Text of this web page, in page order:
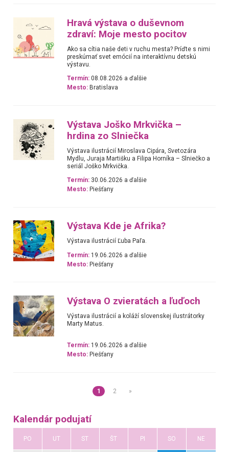
Hravá výstava o duševnom
zdraví: Moje mesto pocitov
Ako sa cítia naše deti v ruchu mesta? Príďte s nimi
preskúmať svet emócií na interaktívnu detskú
výstavu.
Termín: 08.08.2026 a ďalšie
Mesto: Bratislava
Výstava Joško Mrkvička –
hrdina zo Slniečka
Výstava ilustrácií Miroslava Cipára, Svetozára
Mydlu, Juraja Martišku a Filipa Horníka – Slniečko a
seriál Joško Mrkvička.
Termín: 30.06.2026 a ďalšie
Mesto: Piešťany
Výstava Kde je Afrika?
Výstava ilustrácií Ľuba Paľa.
Termín: 19.06.2026 a ďalšie
Mesto: Piešťany
Výstava O zvieratách a ľuďoch
Výstava ilustrácií a koláží slovenskej ilustrátorky
Marty Matus.
Termín: 19.06.2026 a ďalšie
Mesto: Piešťany
1 2 »
Kalendár podujatí
PO UT ST ŠT PI SO NE